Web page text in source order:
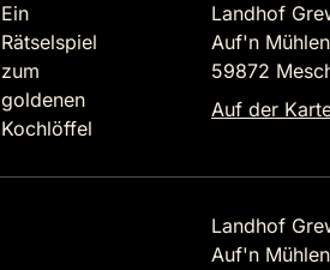
Ein
Rätselspiel
zum
goldenen
Kochlöffel
Landhof
Auf'n
59872
Auf der
Landhof
Auf'n